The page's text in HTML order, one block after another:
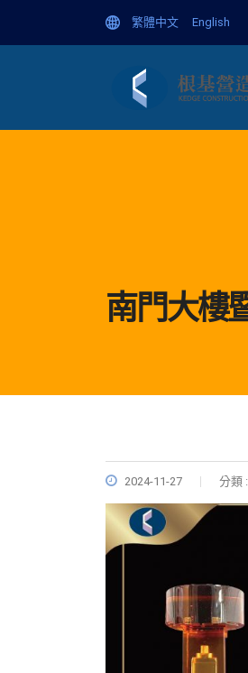
繁體中文 English
南門大樓
2024-11-27 分類